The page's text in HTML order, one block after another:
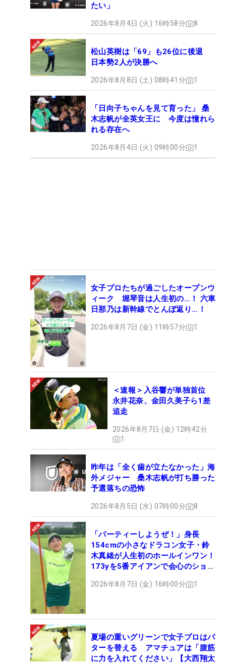
たい」
2026年8月4日 (火) 16時58分 8
松山英樹は「69」も26位に後退
日本勢2人が決勝へ
2026年8月8日 (土) 08時41分 1
「日向子ちゃんを見て育った」 桑
木志帆が全英女王に 今度は憧れら
れる存在へ
2026年8月4日 (火) 09時00分 1
女子プロたちが過ごしたオープンウ
ィーク 堀琴音は人生初の…！ 六車
日那乃は新幹線でとんぼ返り…！
2026年8月7日 (金) 11時57分 1
＜速報＞入谷響が単独首位
永井花奈、金田久美子ら1差
追走
2026年8月7日 (金) 12時42分
1
昨年は「全く歯が立たなかった」海
外メジャー 桑木志帆が打ち勝った
予選落ちの恐怖
2026年8月5日 (水) 07時00分 8
「パーティーしようぜ！」身長
154cmの小さなドラコン女子・鈴
木真緒が人生初のホールインワン！
173yを5番アイアンで会心のショッ
2026年8月7日 (金) 16時00分 1
夏場の重いグリーンで女子プロはパ
ターを替える アマチュアは「腹筋
に力を入れてください」【大西翔太